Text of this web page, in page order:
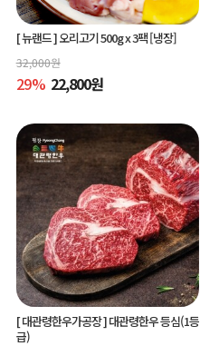
[ 뉴랜드 ]오리고기 500g x 3팩 [냉장]
32,000원
29% 22,800원
[ 대관령한우가공장 ]대관령한우 등심(1등
급)